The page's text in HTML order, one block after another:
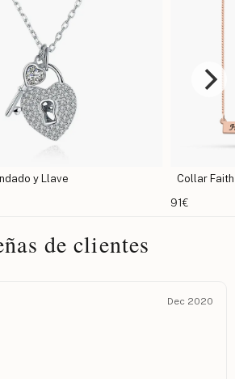
y Llave
Collar
91€
de clientes
Dec 2020